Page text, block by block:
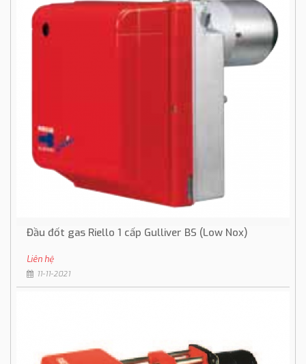
Đầu đốt gas Riello 1 cấp Gulliver BS (Low Nox)
Liên hệ
11-11-2021